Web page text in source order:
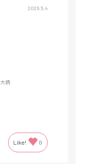
2026.5.4
大柄
Like! 0